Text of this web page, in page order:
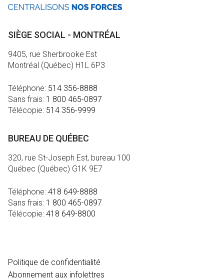
SIÈGE SOCIAL - MONTRÉAL
9405, rue Sherbrooke Est
Montréal (Québec) H1L 6P3
Téléphone: 514 356-8888
Sans frais: 1 800 465-0897
Télécopie: 514 356-9999
BUREAU DE QUÉBEC
320, rue St-Joseph Est, bureau 100
Québec (Québec) G1K 9E7
Téléphone: 418 649-8888
Sans frais: 1 800 465-0897
Télécopie: 418 649-8800
Politique de confidentialité
Abonnement aux infolettres